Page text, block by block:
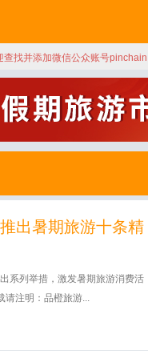
找并添加微信公众账号pinchain
出暑期旅游十条精
系列举措，激发暑期旅游消费活
请注明：品橙旅游...